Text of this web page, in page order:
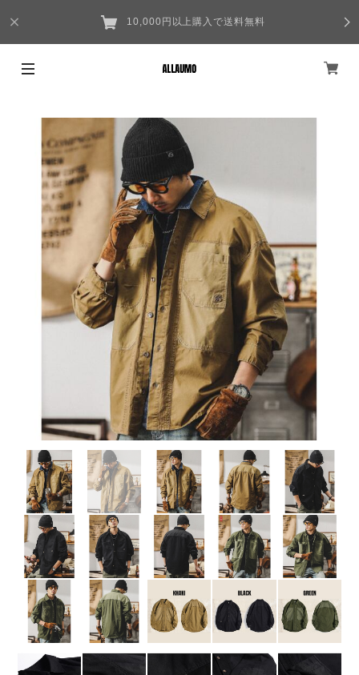
10,000円以上購入で送料無料